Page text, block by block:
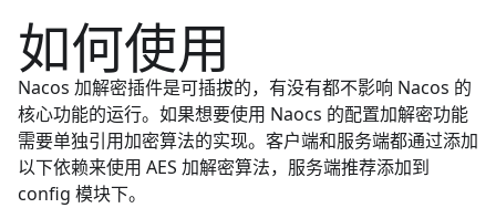
如何使用
Nacos 加解密插件是可插拔的，有没有都不影响 Nacos 的
核心功能的运行。如果想要使用 Naocs 的配置加解密功能
需要单独引用加密算法的实现。客户端和服务端都通过添加
以下依赖来使用 AES 加解密算法，服务端推荐添加到
config 模块下。